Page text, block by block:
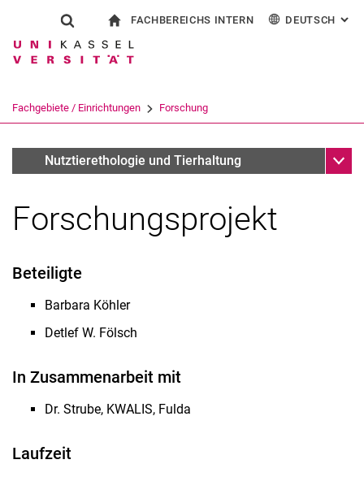
Springe direkt zu: Inhalt
Springe direkt zu: Suche
Springe direkt zu:
Suchformular
Suchbegriff
Suchen (öffnet externen Link in einem
FACHBEREICHS INTERN DEUTSCH :
Fachgebiete / Einrichtungen Forschung
Forschungsprojekte
Nutztierethologie und Tierhaltung
Drittmittelprojekte
Forschungsprojekt
Beteiligte
Barbara Köhler
Detlef W. Fölsch
In Zusammenarbeit mit
Dr. Strube, KWALIS, Fulda
Laufzeit